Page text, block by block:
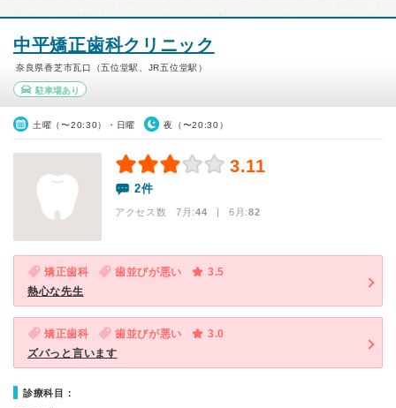
中平矯正歯科クリニック
奈良県香芝市瓦口（五位堂駅、JR五位堂駅）
駐車場あり
土曜（〜20:30）・日曜 夜（〜20:30）
3.11
2件
アクセス数 7月:44 | 6月:82
矯正歯科 歯並びが悪い
3.5
熱心な先生
矯正歯科 歯並びが悪い
3.0
ズバっと言います
診療科目：